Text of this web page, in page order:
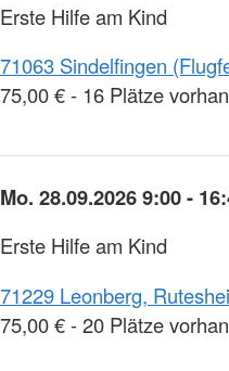
Erste Hilfe am Kind
71063 Sindelfingen
75,00 € - 16 Plätze
Mo. 28.09.2026 9:00 -
Erste Hilfe am Kind
71229 Leonberg,
75,00 € - 20 Plätze